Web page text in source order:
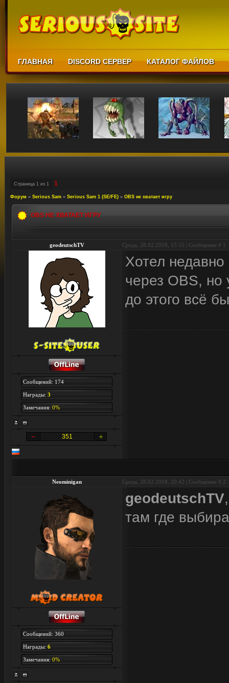
ГЛАВНАЯ DISCORD СЕРВЕР КАТАЛОГ ФАЙЛОВ
Страница 1 из 1 1
Форум » Serious Sam » Serious Sam 1 (SE/FE) » OBS не хватает игру
OBS НЕ ХВАТАЕТ ИГРУ
geodeutschTV Среда, 28.02.2018, 15:55 | Сообщение # 1
Сообщений: 174
Награды: 3
Замечания: 0%
351
Хотел недавно
через OBS, но
до этого всё
Neominigan Среда, 28.02.2018, 20:42 | Сообщение # 2
Сообщений: 360
Награды: 6
Замечания: 0%
geodeutschTV
там где